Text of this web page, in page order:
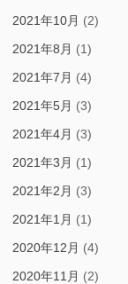
2021年10月 (2)
2021年8月 (1)
2021年7月 (4)
2021年5月 (3)
2021年4月 (3)
2021年3月 (1)
2021年2月 (3)
2021年1月 (1)
2020年12月 (4)
2020年11月 (2)